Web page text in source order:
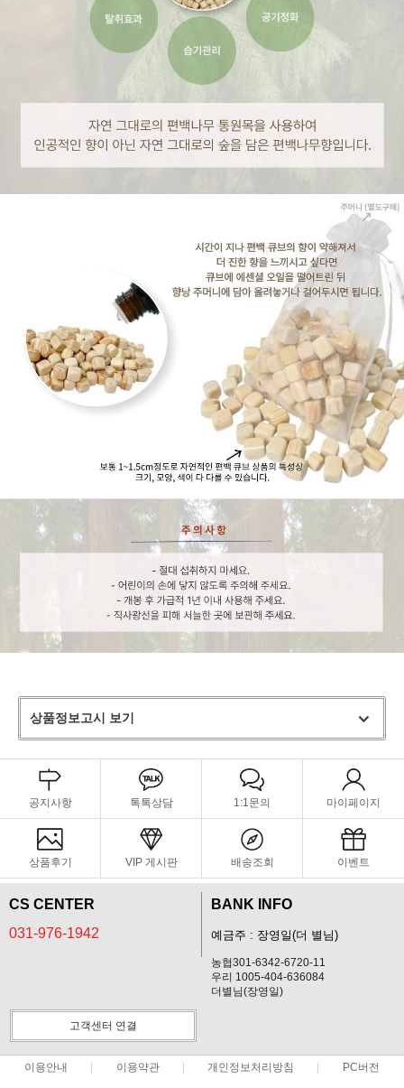
상품정보고시 보기
공지사항 톡톡상담 1:1문의 마이페이지
상품후기 VIP 게시판 배송조회 이벤트
CS CENTER
031-976-1942
BANK INFO
예금주 : 장영일(더 별님)
농협301-6342-6720-11
우리 1005-404-636084
더별님(장영일)
고객센터 연결
이용안내 이용약관 개인정보처리방침 PC버전